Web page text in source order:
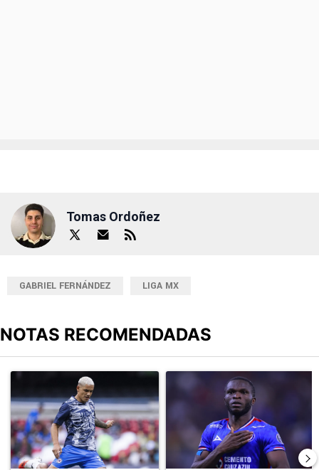
Tomas Ordoñez
GABRIEL FERNÁNDEZ LIGA MX
NOTAS RECOMENDADAS
Un artículo de tendencia con el título "Revelan un detalle clave
Un artículo de tendencia con